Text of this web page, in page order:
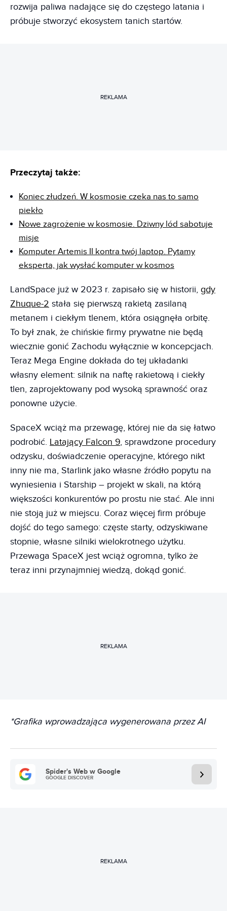
rozwija paliwa nadające się do częstego latania i
próbuje stworzyć ekosystem tanich startów.
REKLAMA
Przeczytaj także:
Koniec złudzeń. W kosmosie czeka nas to samo
piekło
Nowe zagrożenie w kosmosie. Dziwny lód sabotuje
misje
Komputer Artemis II kontra twój laptop. Pytamy
eksperta, jak wysłać komputer w kosmos
LandSpace już w 2023 r. zapisało się w historii, gdy
Zhuque-2 stała się pierwszą rakietą zasilaną
metanem i ciekłym tlenem, która osiągnęła orbitę.
To był znak, że chińskie firmy prywatne nie będą
wiecznie gonić Zachodu wyłącznie w koncepcjach.
Teraz Mega Engine dokłada do tej układanki
własny element: silnik na naftę rakietową i ciekły
tlen, zaprojektowany pod wysoką sprawność oraz
ponowne użycie.
SpaceX wciąż ma przewagę, której nie da się łatwo
podrobić. Latający Falcon 9, sprawdzone procedury
odzysku, doświadczenie operacyjne, którego nikt
inny nie ma, Starlink jako własne źródło popytu na
wyniesienia i Starship – projekt w skali, na którą
większości konkurentów po prostu nie stać. Ale inni
nie stoją już w miejscu. Coraz więcej firm próbuje
dojść do tego samego: częste starty, odzyskiwane
stopnie, własne silniki wielokrotnego użytku.
Przewaga SpaceX jest wciąż ogromna, tylko że
teraz inni przynajmniej wiedzą, dokąd gonić.
REKLAMA
*Grafika wprowadzająca wygenerowana przez AI
Spider's Web w Google
GOOGLE DISCOVER
REKLAMA